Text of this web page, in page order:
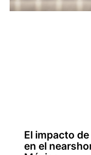
El impacto
en el